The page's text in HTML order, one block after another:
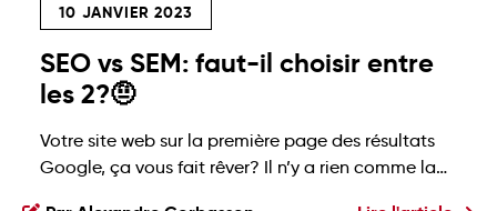
appelle ça: le ROAS (Return on Ad Spend) - Retour
10 JANVIER 2023
SEO vs SEM: faut-il choisir entre
les 2?🤨
Votre site web sur la première page des résultats
Google, ça vous fait rêver? Il n’y a rien comme la